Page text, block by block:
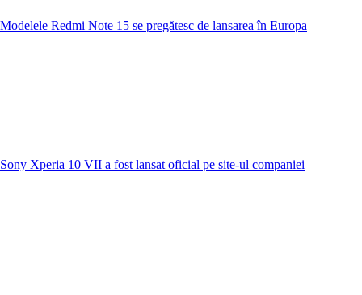
Modelele Redmi Note 15 se pregătesc de lansarea în Europa
Sony Xperia 10 VII a fost lansat oficial pe site-ul companiei